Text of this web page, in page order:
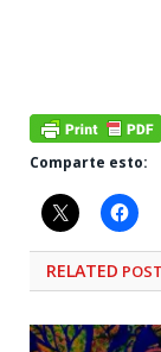
Comparte esto:
RELATED